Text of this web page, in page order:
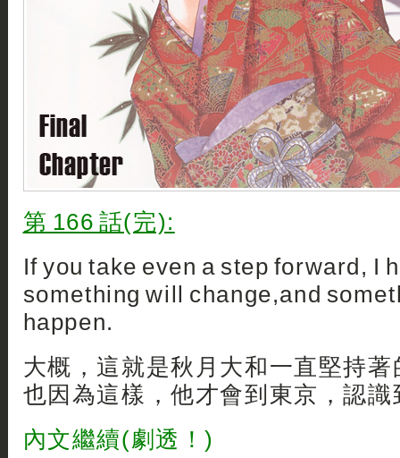
第 166 話(完):
If you take even a step forward, I
something will change,and
happen.
大概，這就是秋月大和一直堅持著
也因為這樣，他才會到東京，認識
內文繼續(劇透！)